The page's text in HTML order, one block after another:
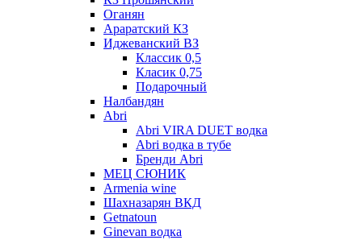
Оганян
Араратский КЗ
Иджеванский ВЗ
Классик 0,5
Класик 0,75
Подарочный
Налбандян
Abri
Abri VIRA DUET водка
Abri водка в тубе
Бренди Abri
МЕЦ СЮНИК
Armenia wine
Шахназарян ВКД
Getnatoun
Ginevan водка